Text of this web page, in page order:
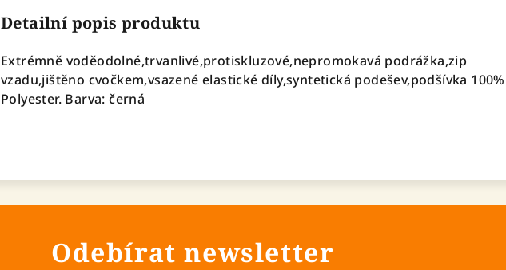
Detailní popis produktu
Extrémně voděodolné,trvanlivé,protiskluzové,nepromokavá podrážka,zip
vzadu,jištěno cvočkem,vsazené elastické díly,syntetická podešev,podšívka 100%
Polyester. Barva: černá
Odebírat newsletter